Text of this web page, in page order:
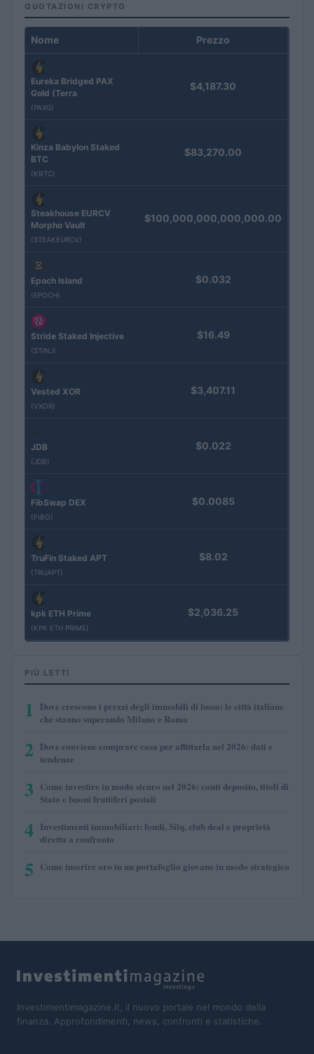
QUOTAZIONI CRYPTO
Nome Prezzo
Eureka Bridged PAX
Gold (Terra
(PAXG)
$4,187.30
Kinza Babylon Staked
BTC
(KBTC)
$83,270.00
Steakhouse EURCV
Morpho Vault
(STEAKEURCV)
$100,000,000,000,000.00
Epoch Island
(EPOCH)
$0.032
Stride Staked Injective
(STINJ)
$16.49
Vested XOR
(VXOR)
$3,407.11
JDB
(JDB)
$0.022
FibSwap DEX
(FIBO)
$0.0085
TruFin Staked APT
(TRUAPT)
$8.02
kpk ETH Prime
(KPK ETH PRIME)
$2,036.25
PIÙ LETTI
1
Dove crescono i prezzi degli immobili di lusso: le città italiane
che stanno superando Milano e Roma
2 Dove conviene comprare casa per affittarla nel 2026: dati e
tendenze
3 Come investire in modo sicuro nel 2026: conti deposito, titoli di
Stato e buoni fruttiferi postali
4 Investimenti immobiliari: fondi, Siiq, club deal e proprietà
diretta a confronto
5 Come inserire oro in un portafoglio giovane in modo strategico
Investimentimagazine.it, il nuovo portale nel mondo della
finanza. Approfondimenti, news, confronti e statistiche.